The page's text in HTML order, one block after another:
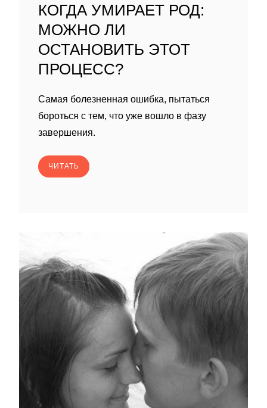
КОГДА УМИРАЕТ РОД:
МОЖНО ЛИ
ОСТАНОВИТЬ ЭТОТ
ПРОЦЕСС?
Самая болезненная ошибка, пытаться
бороться с тем, что уже вошло в фазу
завершения.
ЧИТАТЬ